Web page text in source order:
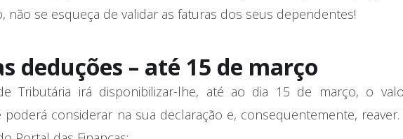
não se esqueça de validar as faturas dos seus dependentes!
deduções – até 15 de março
Tributária irá disponibilizar-lhe, até ao dia 15 de março, o
considerar na sua declaração e, consequentemente, reaver.